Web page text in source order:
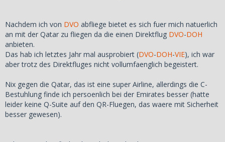
Nachdem ich von DVO abfliege bietet es sich fuer mich natuerlich
an mit der Qatar zu fliegen da die einen Direktflug DVO-DOH
anbieten.
Das hab ich letztes Jahr mal ausprobiert (DVO-DOH-VIE), ich war
aber trotz des Direktfluges nicht vollumfaenglich begeistert.
Nix gegen die Qatar, das ist eine super Airline, allerdings die C-
Bestuhlung finde ich persoenlich bei der Emirates besser (hatte
leider keine Q-Suite auf den QR-Fluegen, das waere mit Sicherheit
besser gewesen).